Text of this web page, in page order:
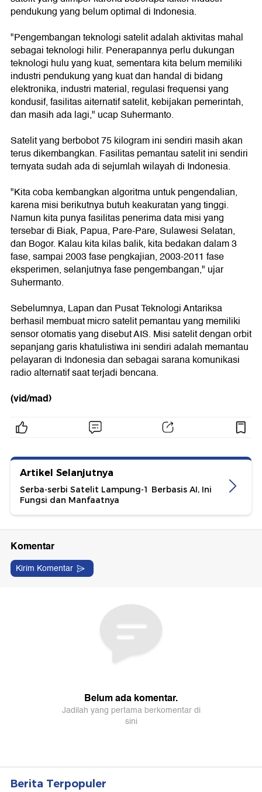
pendukung yang belum optimal di Indonesia.
"Pengembangan teknologi satelit adalah aktivitas mahal
sebagai teknologi hilir. Penerapannya perlu dukungan
teknologi hulu yang kuat, sementara kita belum memiliki
industri pendukung yang kuat dan handal di bidang
elektronika, industri material, regulasi frequensi yang
kondusif, fasilitas aiternatif satelit, kebijakan pemerintah,
dan masih ada lagi," ucap Suhermanto.
Satelit yang berbobot 75 kilogram ini sendiri masih akan
terus dikembangkan. Fasilitas pemantau satelit ini sendiri
ternyata sudah ada di sejumlah wilayah di Indonesia.
"Kita coba kembangkan algoritma untuk pengendalian,
karena misi berikutnya butuh keakuratan yang tinggi.
Namun kita punya fasilitas penerima data misi yang
tersebar di Biak, Papua, Pare-Pare, Sulawesi Selatan,
dan Bogor. Kalau kita kilas balik, kita bedakan dalam 3
fase, sampai 2003 fase pengkajian, 2003-2011 fase
eksperimen, selanjutnya fase pengembangan," ujar
Suhermanto.
Sebelumnya, Lapan dan Pusat Teknologi Antariksa
berhasil membuat micro satelit pemantau yang memiliki
sensor otomatis yang disebut AIS. Misi satelit dengan orbit
sepanjang garis khatulistiwa ini sendiri adalah memantau
pelayaran di Indonesia dan sebagai sarana komunikasi
radio alternatif saat terjadi bencana.
(vid/mad)
Artikel Selanjutnya
Serba-serbi Satelit Lampung-1 Berbasis AI, Ini
Fungsi dan Manfaatnya
Berita Terpopuler